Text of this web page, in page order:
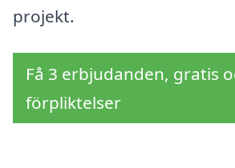
projekt.
Få 3 erbjudanden, gratis
förpliktelser